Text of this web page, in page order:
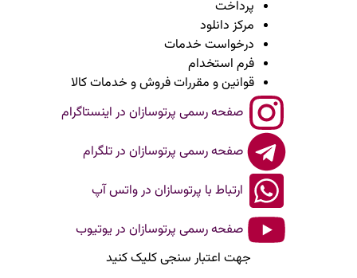
پرداخت
مرکز دانلود
درخواست خدمات
فرم استخدام
قوانین و مقررات فروش و خدمات کالا
صفحه رسمی پرتوسازان در اینستاگرام
صفحه رسمی پرتوسازان در تلگرام
ارتباط با پرتوسازان در واتس آپ
صفحه رسمی پرتوسازان در یوتیوب
جهت اعتبار سنجی کلیک کنید